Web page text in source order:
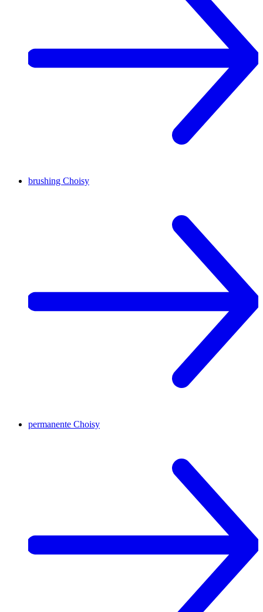
brushing Choisy
permanente Choisy